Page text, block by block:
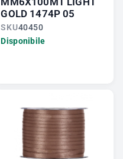
GOLD 1474P 05
SKU40450
Disponibile